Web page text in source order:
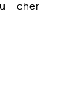
- cher